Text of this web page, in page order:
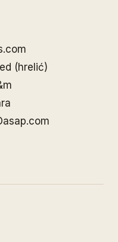
(hrelić)